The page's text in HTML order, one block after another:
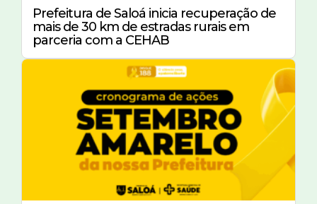
Prefeitura de Saloá inicia recuperação de
mais de 30 km de estradas rurais em
parceria com a CEHAB